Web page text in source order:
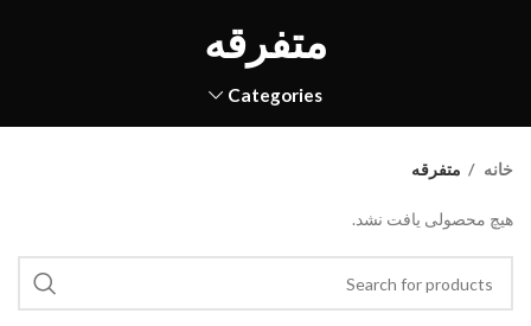
متفرقه
Categories
خانه متفرقه
هیچ محصولی یافت نشد.